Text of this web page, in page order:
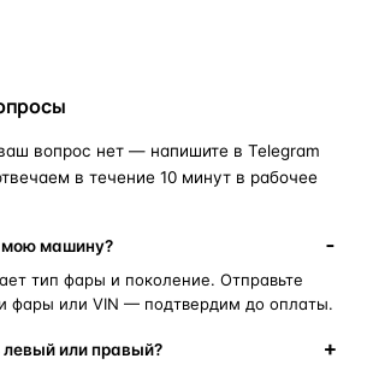
вопрос нет — напишите в Telegram
в течение 10 минут в рабочее
мою машину?
тип фары и поколение. Отправьте
фары или VIN — подтвердим до оплаты.
левый или правый?